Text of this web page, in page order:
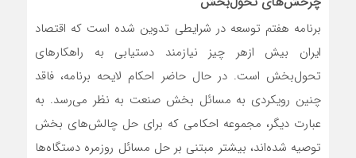
برنامه هفتم توسعه در شرایطی تدوین شده است که اقتصاد
ایران بیش ازهر چیز نیازمند دستیابی به راهکارهای
تحول‌‌‌بخش است. در حال حاضر احکام لایحه برنامه، فاقد
چنین رویکردی به مسائل بخش صنعت به نظر می‌‌‌رسد. به
عبارت دیگر، مجموعه احکامی که برای حل چالش‌‌‌های بخش
توصیه‌‌‌ شد‌‌‌ه‌‌‌اند، بیشتر مبتنی بر حل مسائل روزمره دستگاه‌ها